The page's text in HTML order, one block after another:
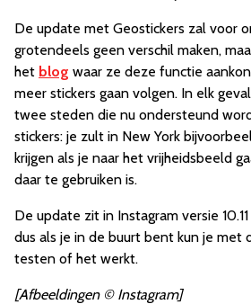
De update met Geostickers zal voor
grotendeels geen verschil maken,
het blog waar ze deze functie
meer stickers gaan volgen. In elk
twee steden die nu ondersteund
stickers: je zult in New York
krijgen als je naar het vrijheidsbeeld
daar te gebruiken is.
De update zit in Instagram versie
dus als je in de buurt bent kun je met
testen of het werkt.
[Afbeeldingen © Instagram]